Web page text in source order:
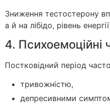
Зниження тестостерону
а й на лібідо, рівень
4. Психоемоційні
Постковідний період
тривожністю,
депресивними